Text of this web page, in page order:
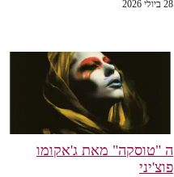
28 ביולי 2026
ה "טוסקה" מאת ג'אקומו
פוצ'יני